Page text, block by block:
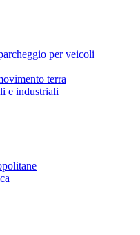
per veicoli
terra
e industriali